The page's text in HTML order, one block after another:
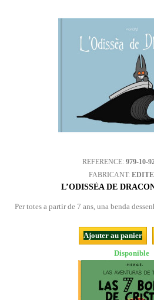
REFERENCE: 979-10-
FABRICANT:
L’ODISSÈA DE
Per totes a partir de 7 ans, una benda
Ajouter au panier
Disponible